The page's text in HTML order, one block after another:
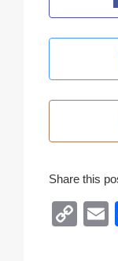
Share this
C